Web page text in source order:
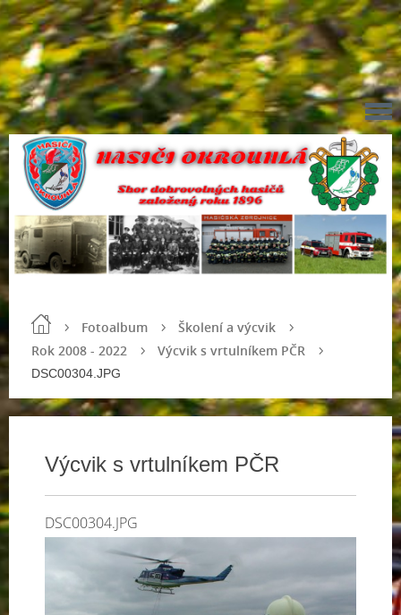
Fotoalbum
Školení a výcvik
Rok 2008 - 2022
Výcvik s vrtulníkem PČR
DSC00304.JPG
Výcvik s vrtulníkem PČR
DSC00304.JPG